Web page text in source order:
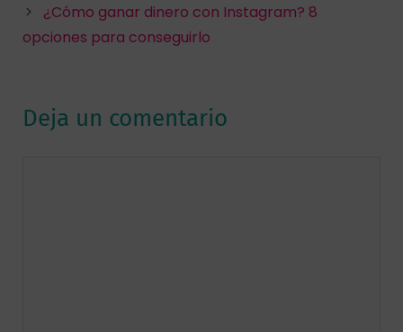
¿Cómo ganar dinero con Instagram? 8
opciones para conseguirlo
Deja un comentario